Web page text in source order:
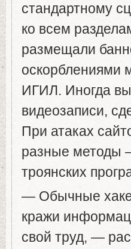
стандартному
ко всем
размещали
оскорблениями
ИГИЛ. Иногда
видеозаписи,
При атаках
разные методы
троянских
— Обычные
кражи
свой труд, —